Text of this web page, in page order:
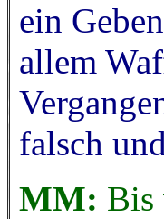
ein
allem
falsch
MM: Bis